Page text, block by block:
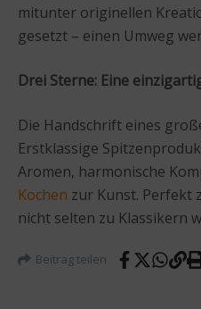
mitunter originellen
gesetzt – einen Umweg
Drei Sterne: Eine
Die Handschrift eines
Erstklassige
Aromen, harmonische
Kochen zur Kunst. Perfekt
nicht selten zu Klassikern
Beitrag teilen